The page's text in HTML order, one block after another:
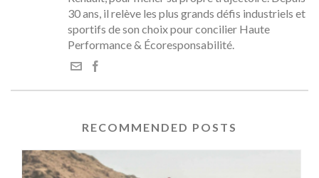
30 ans, il relève les plus grands défis industriels et
sportifs de son choix pour concilier Haute
Performance & Écoresponsabilité.
RECOMMENDED POSTS